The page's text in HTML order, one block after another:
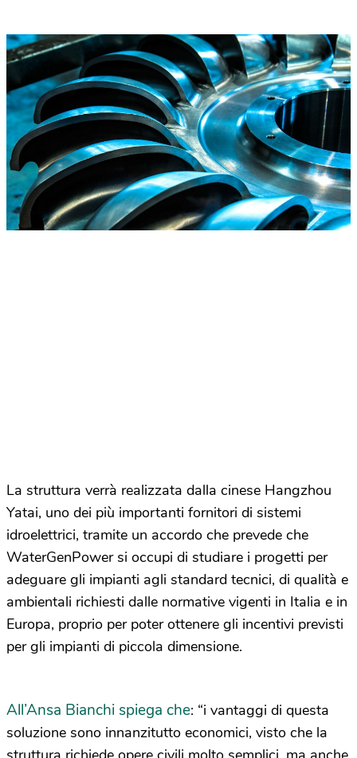
La struttura verrà realizzata dalla cinese Hangzhou
Yatai, uno dei più importanti fornitori di sistemi
idroelettrici, tramite un accordo che prevede che
WaterGenPower si occupi di studiare i progetti per
adeguare gli impianti agli standard tecnici, di qualità e
ambientali richiesti dalle normative vigenti in Italia e in
Europa, proprio per poter ottenere gli incentivi previsti
per gli impianti di piccola dimensione.
All’Ansa Bianchi spiega che: “i vantaggi di questa
soluzione sono innanzitutto economici, visto che la